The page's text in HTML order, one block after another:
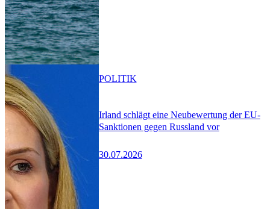
Irland schlägt eine Neubewertung der EU-
Sanktionen gegen Russland vor
30.07.2026
POLITIK